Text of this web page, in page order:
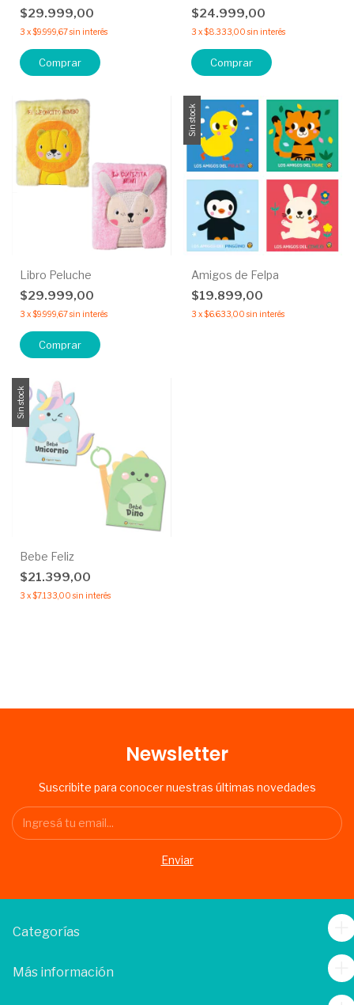
$29.999,00
3 x$9.999,67sin interés
Comprar
$24.999,00
3 x$8.333,00 sin interés
Comprar
Libro Peluche
$29.999,00
3 x$9.999,67sin interés
Comprar
Sin stock
Amigos de Felpa
$19.899,00
3 x$6.633,00 sin interés
Sin stock
Bebe Feliz
$21.399,00
3 x$7.133,00 sin interés
Newsletter
Suscribite para conocer nuestras últimas novedades
Categorías
Más información